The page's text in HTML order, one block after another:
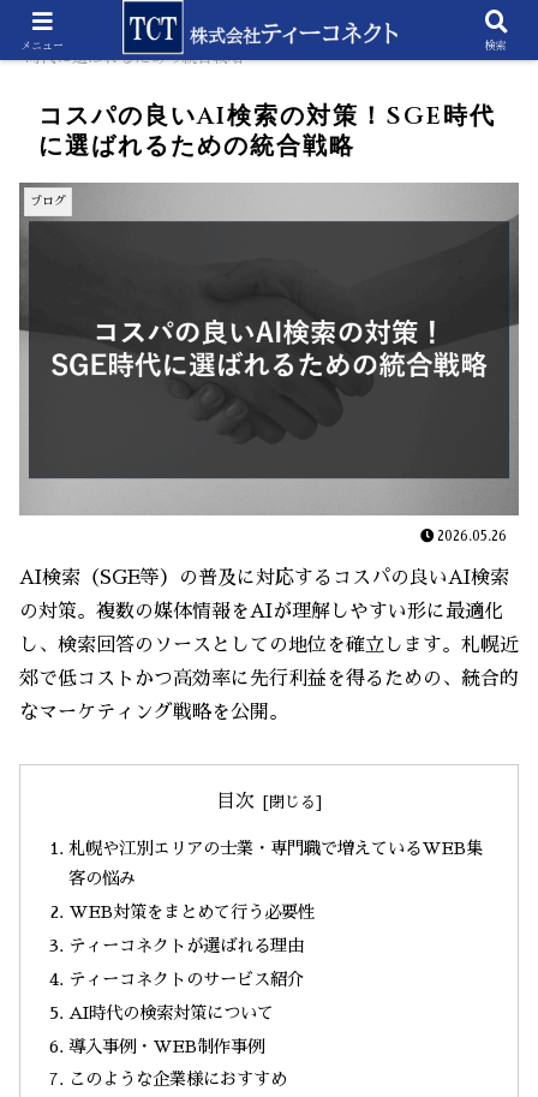
ホーム ブログ
コスパの良いAI検索の対策！SGE
時代に選ばれるための統合戦略
コスパの良いAI検索の対策！SGE時代
に選ばれるための統合戦略
ブログ
2026.05.26
AI検索（SGE等）の普及に対応するコスパの良いAI検索
の対策。複数の媒体情報をAIが理解しやすい形に最適化
し、検索回答のソースとしての地位を確立します。札幌近
郊で低コストかつ高効率に先行利益を得るための、統合的
なマーケティング戦略を公開。
目次
札幌や江別エリアの士業・専門職で増えているWEB集
客の悩み
WEB対策をまとめて行う必要性
ティーコネクトが選ばれる理由
ティーコネクトのサービス紹介
AI時代の検索対策について
導入事例・WEB制作事例
このような企業様におすすめ
メニュー 検索